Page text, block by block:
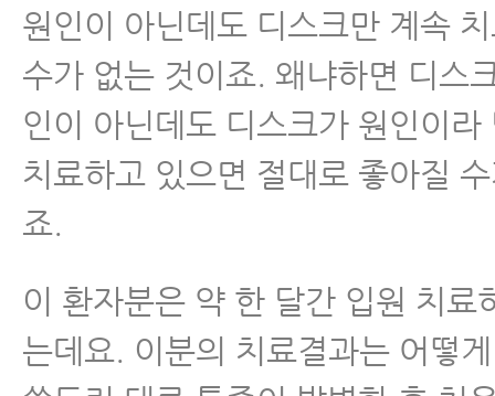
원인이 아닌데도 디스크만 계속
수가 없는 것이죠. 왜냐하면 디스
인이 아닌데도 디스크가 원인이라
치료하고 있으면 절대로 좋아질
죠.
이 환자분은 약 한 달간 입원 치료
는데요. 이분의 치료결과는 어떻